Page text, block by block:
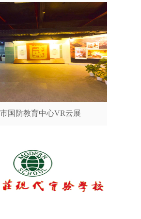
国防教育中心VR云展